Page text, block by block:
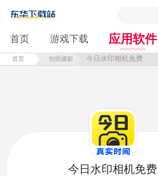
首页 游戏下载 应用软件
首页 拍照摄影 今日水印相机免费
今日水印相机免费